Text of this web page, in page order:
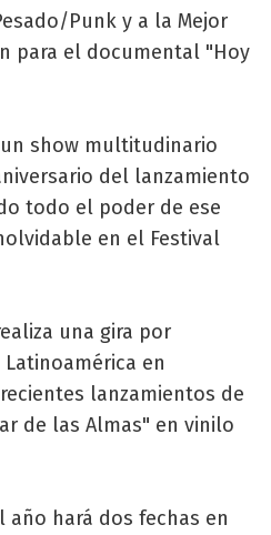
Punk y a la Mejor
para el documental "Hoy
show multitudinario
del lanzamiento
todo el poder de ese
en el Festival
una gira por
en
lanzamientos de
de las Almas" en vinilo
año hará dos fechas en